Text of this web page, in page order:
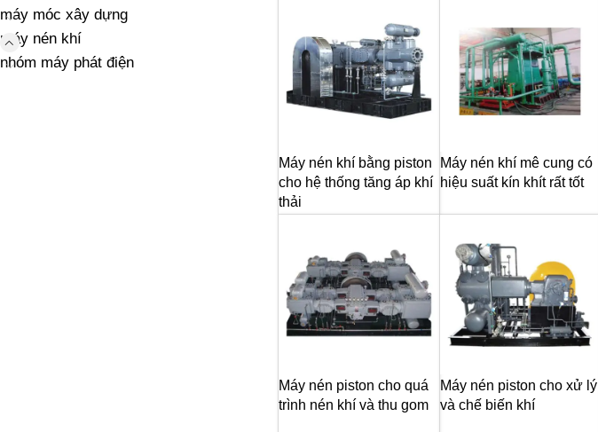
máy móc xây dựng
máy nén khí
nhóm máy phát điện
Máy nén khí bằng piston
cho hệ thống tăng áp khí
thải
Máy nén khí mê cung có
hiệu suất kín khít rất tốt
Máy nén piston cho quá
trình nén khí và thu gom
Máy nén piston cho xử lý
và chế biến khí